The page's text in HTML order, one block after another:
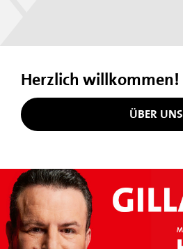
Herzlich willkommen!
ÜBER UNS